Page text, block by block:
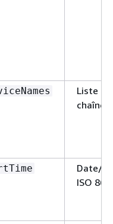
Liste de
chaînes
Date/
ISO